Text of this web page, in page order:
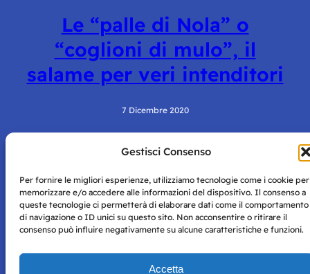
Gestisci Consenso
Per fornire le migliori esperienze, utilizziamo tecnologie come i cookie per
memorizzare e/o accedere alle informazioni del dispositivo. Il consenso a
queste tecnologie ci permetterà di elaborare dati come il comportamento
di navigazione o ID unici su questo sito. Non acconsentire o ritirare il
consenso può influire negativamente su alcune caratteristiche e funzioni.
Accetta
Le “palle di Nola” o
“coglioni di mulo”, il
salame per veri intenditori
7 Dicembre 2020
Napoli con autorizzazione numero 38 del 25/9/2019.
Tutte le immagini e i contenuti su questo sito sono forniti